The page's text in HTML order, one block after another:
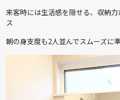
来客時には生活感を隠せる、収納
ス
朝の身支度も2人並んでスムーズに